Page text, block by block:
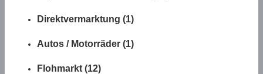
Direktvermarktung (1)
Autos / Motorräder (1)
Flohmarkt (12)